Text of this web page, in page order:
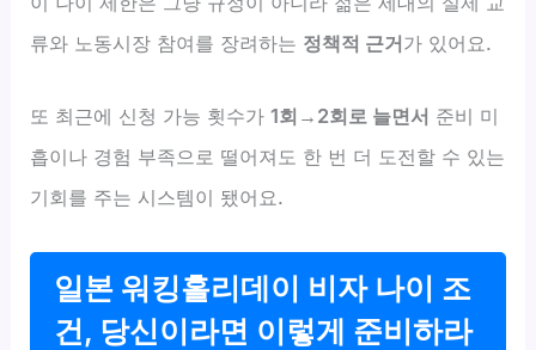
류와 노동시장 참여를 장려하는 정책적 근거가 있어요.
또 최근에 신청 가능 횟수가1회→2회로 늘면서 준비 미
흡이나 경험 부족으로 떨어져도 한 번 더 도전할 수 있는
기회를 주는 시스템이 됐어요.
일본 워킹홀리데이 비자 나이 조
건, 당신이라면 이렇게 준비하라